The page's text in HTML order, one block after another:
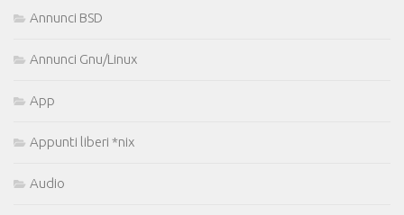
Annunci BSD
Annunci Gnu/Linux
App
Appunti liberi *nix
Audio